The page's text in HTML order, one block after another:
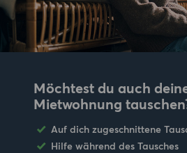
Möchtest du auch
Mietwohnung
Auf dich zugeschnittene
Hilfe während des Tausches